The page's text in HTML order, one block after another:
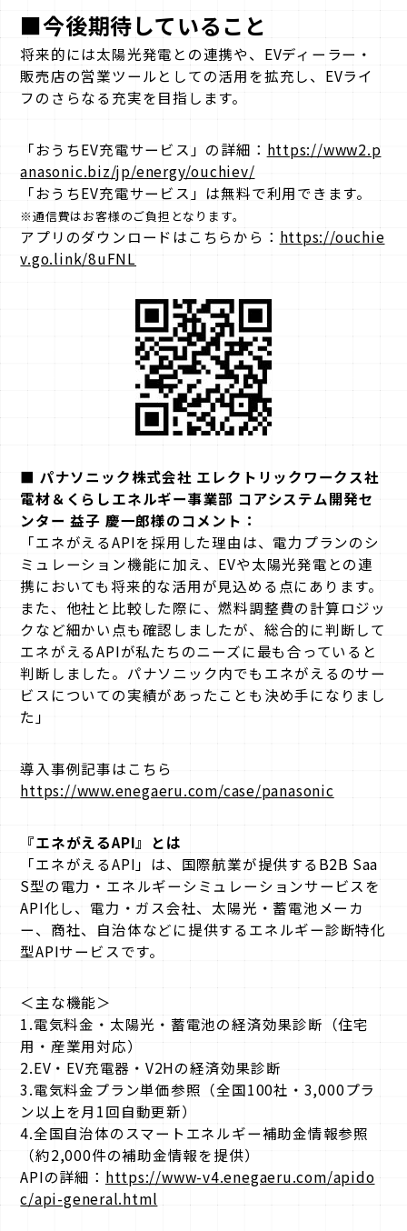
■今後期待していること
将来的には太陽光発電との連携や、EVディーラー・
販売店の営業ツールとしての活用を拡充し、EVライ
フのさらなる充実を目指します。
「おうちEV充電サービス」の詳細： https://www2.p
anasonic.biz/jp/energy/ouchiev/
「おうちEV充電サービス」は無料で利用できます。
※通信費はお客様のご負担となります。
アプリのダウンロードはこちらから： https://ouchie
v.go.link/8uFNL
■ パナソニック株式会社 エレクトリックワークス社
電材＆くらしエネルギー事業部 コアシステム開発セ
ンター 益子 慶一郎様のコメント：
「エネがえるAPIを採用した理由は、電力プランのシ
ミュレーション機能に加え、EVや太陽光発電との連
携においても将来的な活用が見込める点にあります。
また、他社と比較した際に、燃料調整費の計算ロジッ
クなど細かい点も確認しましたが、総合的に判断して
エネがえるAPIが私たちのニーズに最も合っていると
判断しました。パナソニック内でもエネがえるのサー
ビスについての実績があったことも決め手になりまし
た」
導入事例記事はこちら
https://www.enegaeru.com/case/panasonic
『エネがえるAPI』とは
「エネがえるAPI」は、国際航業が提供するB2B Saa
S型の電力・エネルギーシミュレーションサービスを
API化し、電力・ガス会社、太陽光・蓄電池メーカ
ー、商社、自治体などに提供するエネルギー診断特化
型APIサービスです。
＜主な機能＞
1.電気料金・太陽光・蓄電池の経済効果診断（住宅
用・産業用対応）
2.EV・EV充電器・V2Hの経済効果診断
3.電気料金プラン単価参照（全国100社・3,000プラ
ン以上を月1回自動更新）
4.全国自治体のスマートエネルギー補助金情報参照
（約2,000件の補助金情報を提供）
APIの詳細： https://www-v4.enegaeru.com/apido
c/api-general.html